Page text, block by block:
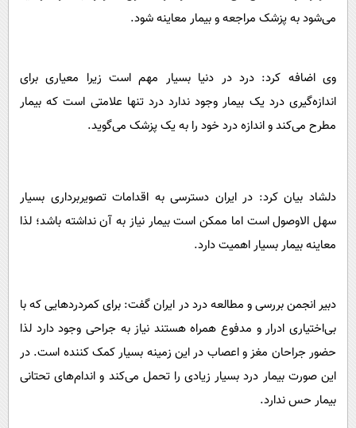
می‌شود به پزشک مراجعه و بیمار معاینه شود.
وی اضافه کرد: درد در دنیا بسیار مهم است زیرا معیاری برای
اندازه‌گیری درد یک بیمار وجود ندارد درد تنها علامتی است که بیمار
مطرح می‌کند و اندازه درد خود را به یک پزشک می‌گوید.
دلشاد بیان کرد: در ایران دسترسی به اقدامات تصویربرداری بسیار
سهل الاوصول است اما ممکن است بیمار نیاز به آن نداشته باشد؛ لذا
معاینه بیمار بسیار اهمیت دارد.
دبیر انجمن بررسی و مطالعه درد در ایران گفت: برای کمردردهایی که با
بی‌اختیاری ادرار و مدفوع همراه هستند نیاز به جراحی وجود دارد لذا
حضور جراحان مغز و اعصاب در این زمینه بسیار کمک کننده است. در
این صورت بیمار درد بسیار زیادی را تحمل می‌کند و اندام‌های تحتانی
بیمار حس ندارد.